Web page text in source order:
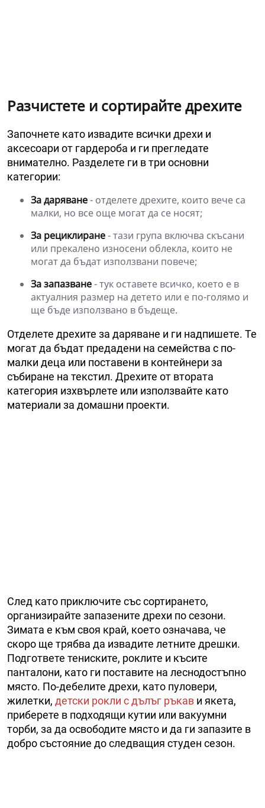
Разчистете и сортирайте дрехите
Започнете като извадите всички дрехи и
аксесоари от гардероба и ги прегледате
внимателно. Разделете ги в три основни
категории:
За даряване- отделете дрехите, които вече са
малки, но все още могат да се носят;
За рециклиране- тази група включва скъсани
или прекалено износени облекла, които не
могат да бъдат използвани повече;
За запазване- тук оставете всичко, което е в
актуалния размер на детето или е по-голямо и
ще бъде използвано в бъдеще.
Отделете дрехите за даряване и ги надпишете. Те
могат да бъдат предадени на семейства с по-
малки деца или поставени в контейнери за
събиране на текстил. Дрехите от втората
категория изхвърлете или използвайте като
материали за домашни проекти.
След като приключите със сортирането,
организирайте запазените дрехи по сезони.
Зимата е към своя край, което означава, че
скоро ще трябва да извадите летните дрешки.
Подгответе тениските, роклите и късите
панталони, като ги поставите на леснодостъпно
място. По-дебелите дрехи, като пуловери,
жилетки, детски рокли с дълъг ръкав и якета,
приберете в подходящи кутии или вакуумни
торби, за да освободите място и да ги запазите в
добро състояние до следващия студен сезон.